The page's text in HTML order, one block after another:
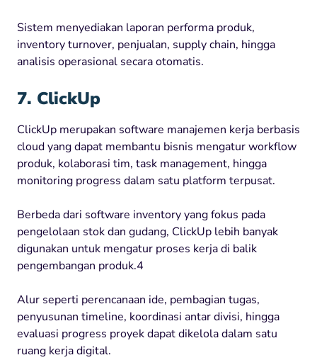
Sistem menyediakan laporan performa produk,
inventory turnover, penjualan, supply chain, hingga
analisis operasional secara otomatis.
7. ClickUp
ClickUp merupakan software manajemen kerja berbasis
cloud yang dapat membantu bisnis mengatur workflow
produk, kolaborasi tim, task management, hingga
monitoring progress dalam satu platform terpusat.
Berbeda dari software inventory yang fokus pada
pengelolaan stok dan gudang, ClickUp lebih banyak
digunakan untuk mengatur proses kerja di balik
pengembangan produk.4
Alur seperti perencanaan ide, pembagian tugas,
penyusunan timeline, koordinasi antar divisi, hingga
evaluasi progress proyek dapat dikelola dalam satu
ruang kerja digital.